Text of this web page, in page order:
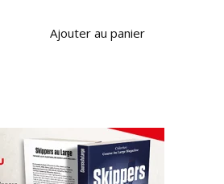
Ajouter au panier